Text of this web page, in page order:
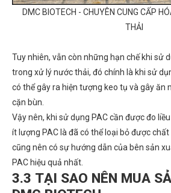
DMC BIOTECH - CHUYÊN CUNG CẤP
THẢI
Tuy nhiên, vẫn còn những hạn chế khi sử
trong xử lý nước thải, đó chính là khi sử
có thể gây ra hiện tượng keo tụ và gây ăn
cặn bùn.
Vậy nên, khi sử dụng PAC cần được đo
ít lượng PAC là đã có thể loại bỏ được
cũng nên có sự hướng dẫn của bên sản
PAC hiệu quả nhất.
3.3 TẠI SAO NÊN MUA